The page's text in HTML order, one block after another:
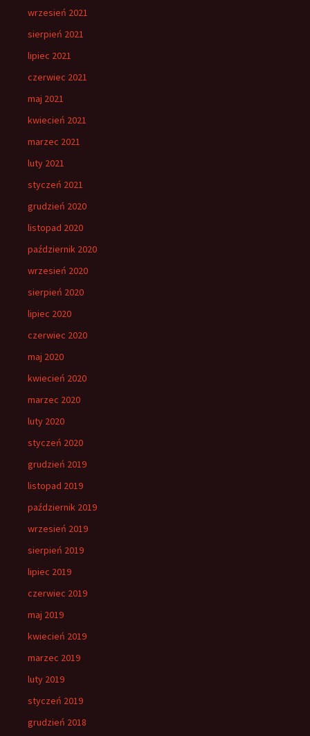
wrzesień 2021
sierpień 2021
lipiec 2021
czerwiec 2021
maj 2021
kwiecień 2021
marzec 2021
luty 2021
styczeń 2021
grudzień 2020
listopad 2020
październik 2020
wrzesień 2020
sierpień 2020
lipiec 2020
czerwiec 2020
maj 2020
kwiecień 2020
marzec 2020
luty 2020
styczeń 2020
grudzień 2019
listopad 2019
październik 2019
wrzesień 2019
sierpień 2019
lipiec 2019
czerwiec 2019
maj 2019
kwiecień 2019
marzec 2019
luty 2019
styczeń 2019
grudzień 2018